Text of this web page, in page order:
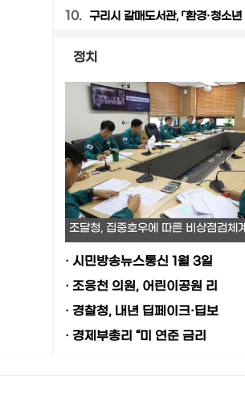
10. 구리시 갈매도서관, 「환경·청소년
정치
조달청, 집중호우에 따른 비상점검체계
· 시민방송뉴스통신 1월 3일
· 조응천 의원, 어린이공원 리
· 경찰청, 내년 딥페이크·딥보
· 경제부총리 “미 연준 금리